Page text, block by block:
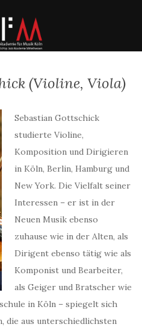
(Violine, Viola)
Sebastian Gottschick
studierte Violine,
Komposition und Dirigieren
in Köln, Berlin, Hamburg und
New York. Die Vielfalt seiner
Interessen – er ist in der
Neuen Musik ebenso
zuhause wie in der Alten, als
Dirigent ebenso tätig wie als
Komponist und Bearbeiter,
als Geiger und Bratscher wie
in Köln – spiegelt sich
die aus unterschiedlichsten